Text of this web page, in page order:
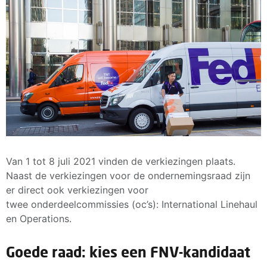
Van 1 tot 8 juli 2021 vinden de verkiezingen plaats.
Naast de verkiezingen voor de ondernemingsraad zijn
er direct ook verkiezingen voor
twee onderdeelcommissies (oc’s): International Linehaul
en Operations.
Goede raad: kies een FNV-kandidaat